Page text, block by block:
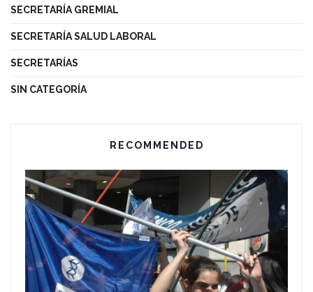
SECRETARÍA GREMIAL
SECRETARÍA SALUD LABORAL
SECRETARÍAS
SIN CATEGORÍA
RECOMMENDED